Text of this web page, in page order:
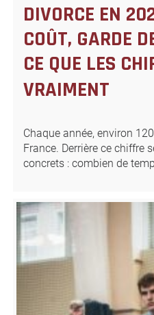
DIVORCE EN
COÛT, GARDE
CE QUE LES
VRAIMENT
Chaque année, environ
France. Derrière ce chiffre
concrets : combien de